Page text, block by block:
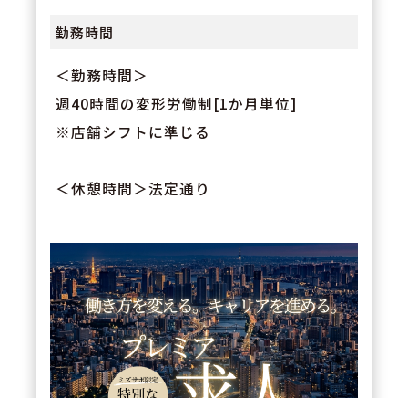
勤務時間
＜勤務時間＞
週40時間の変形労働制[1か月単位]
※店舗シフトに準じる
＜休憩時間＞法定通り